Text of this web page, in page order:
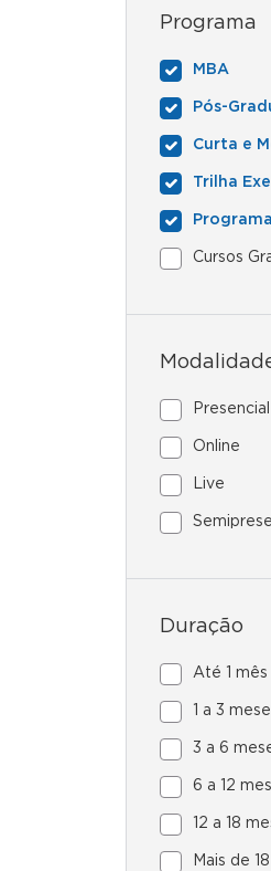
Programa
MBA
Pós-
Curta e
Trilha
Cursos
Presencial
Online
Live
Duração
Até 1 mês
1 a 3
3 a 6
6 a 12
12 a 18
Mais de